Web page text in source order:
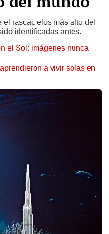
rascacielos más alto del
identificadas antes.
el Sol: imágenes nunca
a vivir solas en